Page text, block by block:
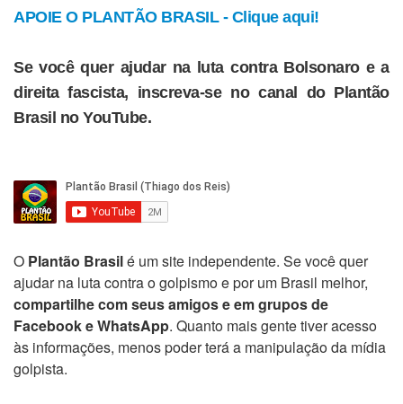
APOIE O PLANTÃO BRASIL - Clique aqui!
Se você quer ajudar na luta contra Bolsonaro e a
direita fascista, inscreva-se no canal do Plantão
Brasil no YouTube.
O Plantão Brasilé um site independente. Se você quer
ajudar na luta contra o golpismo e por um Brasil melhor,
compartilhe com seus amigos e em grupos de
Facebook e WhatsApp. Quanto mais gente tiver acesso
às informações, menos poder terá a manipulação da mídia
golpista.